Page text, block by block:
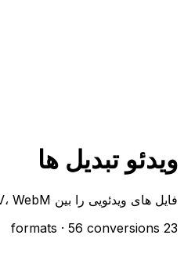
ویدئو تبدیل ها
فایل های ویدئویی را بین MP4، AVI، MKV، WebM و غیره تبدیل کنید
23 formats
· 56 conversions